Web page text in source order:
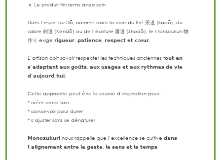
🔹 Le produit fini remis avec soin
Dans l’esprit du Dō, comme dans la voie du thé 茶道 (Sadō), du
sabre 剣道 (Kendō) ou de l’écriture 書道 (Shodō), le Monozukuri 物
作り exige 𝗿𝗶𝗴𝘂𝗲𝘂𝗿, 𝗽𝗮𝘁𝗶𝗲𝗻𝗰𝗲, 𝗿𝗲𝘀𝗽𝗲𝗰𝘁 𝗲𝘁 𝗰œ𝘂𝗿.
L’artisan doit savoir respecter les techniques anciennes t𝗼𝘂𝘁 𝗲𝗻
𝘀’𝗮𝗱𝗮𝗽𝘁𝗮𝗻𝘁 𝗮𝘂𝘅 𝗴𝗼𝘂̂𝘁𝘀, 𝗮𝘂𝘅 𝘂𝘀𝗮𝗴𝗲𝘀 𝗲𝘁 𝗮𝘂𝘅 𝗿𝘆𝘁𝗵𝗺𝗲𝘀 𝗱𝗲 𝘃𝗶𝗲
𝗱’𝗮𝘂𝗷𝗼𝘂𝗿𝗱’𝗵𝘂𝗶.
Cette approche peut être la source d’inspiration pour :
* créer avec soin
* concevoir pour durer
* s’ajuster sans se dénaturer
𝗠𝗼𝗻𝗼𝘇𝘂𝗸𝘂𝗿𝗶 nous rappelle que l’excellence se cultive 𝗱𝗮𝗻𝘀
𝗹’𝗮𝗹𝗶𝗴𝗻𝗲𝗺𝗲𝗻𝘁 𝗲𝗻𝘁𝗿𝗲 𝗹𝗲 𝗴𝗲𝘀𝘁𝗲, 𝗹𝗲 𝘀𝗲𝗻𝘀 𝗲𝘁 𝗹𝗲 𝘁𝗲𝗺𝗽𝘀.